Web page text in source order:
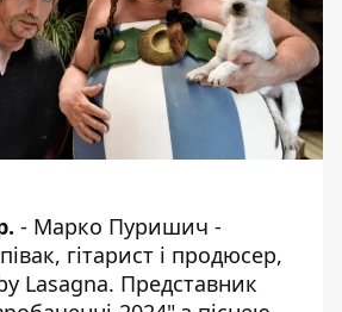
- Марко Пуришич -
гітарист і продюсер,
Lasagna. Представник